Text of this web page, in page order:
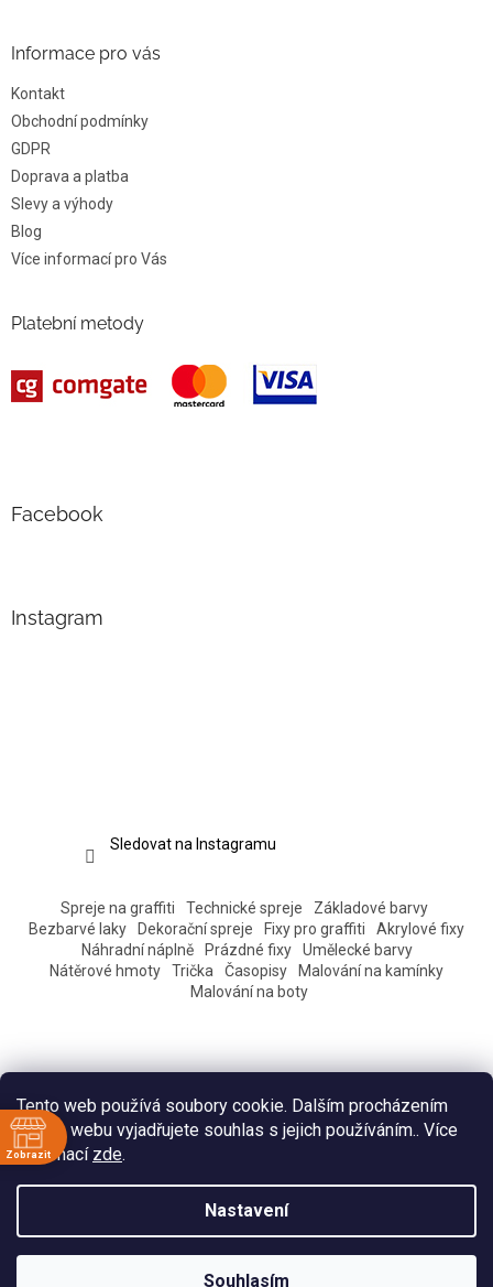
Tento web používá soubory cookie. Dalším procházením
tohoto webu vyjadřujete souhlas s jejich používáním.. Více
informací zde.
Nastavení
Souhlasím
Informace pro vás
Kontakt
Obchodní podmínky
GDPR
Doprava a platba
Slevy a výhody
Blog
Více informací pro Vás
Platební metody
Facebook
Instagram
Sledovat na Instagramu
Spreje na graffiti Technické spreje
Základové barvy
Bezbarvé laky
Dekorační spreje Fixy pro graffiti
Akrylové fixy
Náhradní náplně
Prázdné fixy
Umělecké barvy
Nátěrové hmoty
Trička Časopisy
Malování na kamínky
Malování na boty
Zobrazit